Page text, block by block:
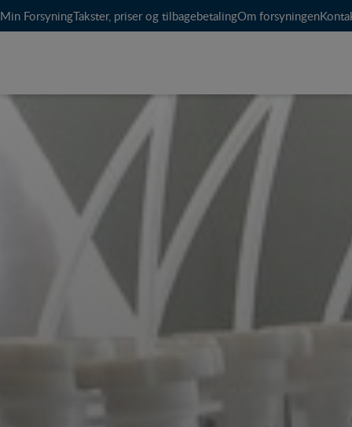
Min ForsyningTakster, priser og tilbagebetalingOm forsyningen